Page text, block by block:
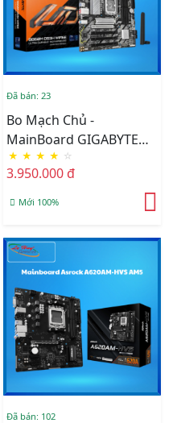
Đã bán: 23
Bo Mạch Chủ -
MainBoard GIGABYTE
B860M DS3H WIFI6E
DDR5
★ ★ ★ ★ ☆
3.950.000 đ
Mới 100%
Đã bán: 102